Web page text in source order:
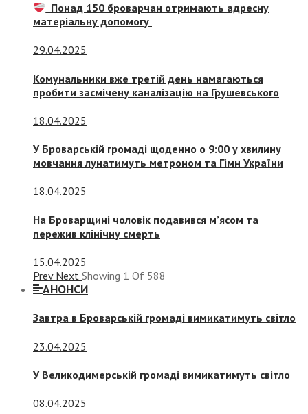
Понад 150 броварчан отримають адресну
матеріальну допомогу
29.04.2025
Комунальники вже третій день намагаються
пробити засмічену каналізацію на Грушевського
18.04.2025
У Броварській громаді щоденно о 9:00 у хвилину
мовчання лунатимуть метроном та Гімн України
18.04.2025
На Броварщині чоловік подавився м’ясом та
пережив клінічну смерть
15.04.2025
Prev Next Showing 1 Of 588
АНОНСИ
Завтра в Броварській громаді вимикатимуть світло
23.04.2025
У Великодимерській громаді вимикатимуть світло
08.04.2025